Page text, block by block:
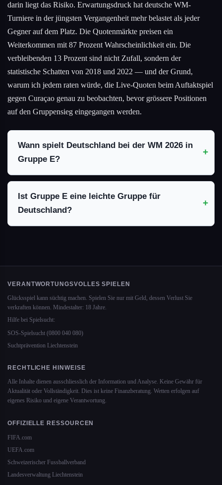
darin liegt das Risiko. Erwartungsdruck hat deutsche WM-
Turniere in der jüngsten Vergangenheit mehr belastet als jeder
Gegner auf dem Platz. Die Quotenmärkte preisen ein
Weiterkommen mit 87 Prozent Wahrscheinlichkeit ein. Die
verbleibenden 13 Prozent sind nicht Zufall, sondern der
statistische Schatten von 2018 und 2022 — und der Grund,
warum ich jedem raten würde, die Live-Quoten beim Auftaktspiel
gegen Curaçao genau zu beobachten, bevor grössere Positionen
auf den Gruppensieg eingegangen werden.
Wann spielt Deutschland bei der WM 2026 in
Gruppe E?
Ist Gruppe E eine leichte Gruppe für
Deutschland?
VERANTWORTUNGSVOLLES SPIELEN
Glücksspiel kann süchtig machen. Spielen Sie nur mit Geld, dessen Verlust Sie
verkraften können. Mindestalter: 18 Jahre.
Hilfe bei Spielsucht:
SOS-Spielsucht (0800 040 080)
Suchtprävention Liechtenstein
RECHTLICHE HINWEISE
Alle Inhalte dienen ausschliesslich der Information und Analyse. Keine Gewähr für
Aktualität oder Vollständigkeit. Dies ist keine Finanzberatung. Wetten erfolgen auf
eigenes Risiko und eigene Verantwortung.
OFFIZIELLE RESSOURCEN
FIFA.com
UEFA.com
Schweizerischer Fussballverband
Landesverwaltung Liechtenstein